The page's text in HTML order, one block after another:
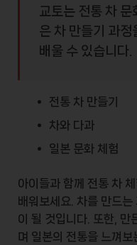
교토는 전통 차
은 차 만들기 과
배울 수 있습니다.
전통 차 만들기
차와 다과
일본 문화 체험
아이들과 함께 전통 차
배워보세요. 차를 만드
이 될 것입니다. 또한, 만
며 일본의 전통을 느껴보